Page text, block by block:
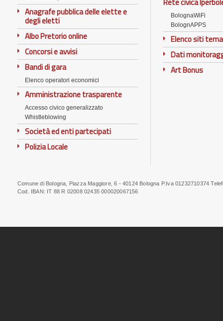
Anagrafe pubblica delle elette e
degli eletti
Albo Pretorio online
Concorsi e avvisi
Bandi di gara
Elenco operatori economici
Amministrazione trasparente
Accesso civico generalizzato
Whistleblowing
Società ed enti partecipati
Polizia Locale
BolognaWiFi
BolognAPPS
Elenco siti
Dati
Art Bonus
Note
Comune di Bologna, Piazza Maggiore, 6 - 40124 Bologna P.Iva 01232710374
Cod. IBAN: IT 88 R 02008 02435 000020067156